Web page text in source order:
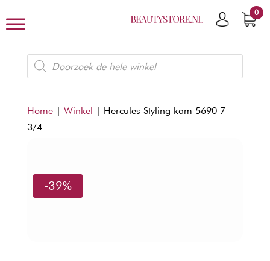
0
Producten
zoeken
Home| Winkel | Hercules Styling kam 5690 7
3/4
-39%